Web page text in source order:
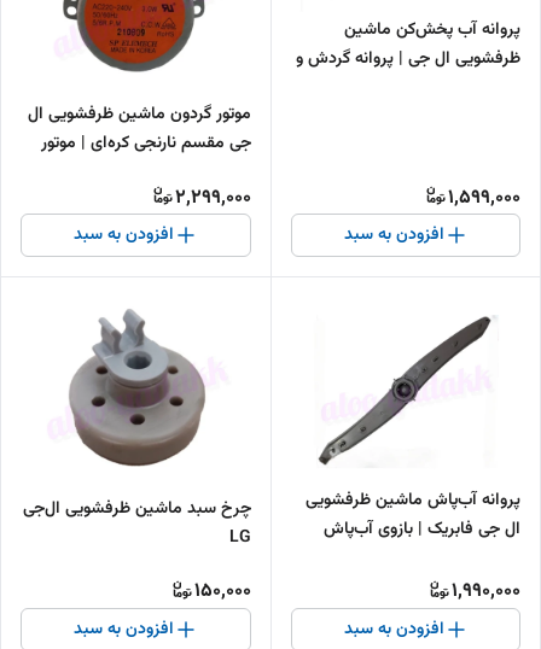
پروانه آب پخش‌کن ماشین
ظرفشویی ال جی | پروانه گردش و
1,599,000
افزودن به سبد
موتور گردون ماشین ظرفشویی ال
جی مقسم نارنجی کره‌ای | موتور
2,299,000
افزودن به سبد
پروانه آب‌پاش ماشین ظرفشویی
ال جی فابریک | بازوی آب‌پاش
1,990,000
افزودن به سبد
چرخ سبد ماشین ظرفشویی ال‌جی
LG
150,000
افزودن به سبد